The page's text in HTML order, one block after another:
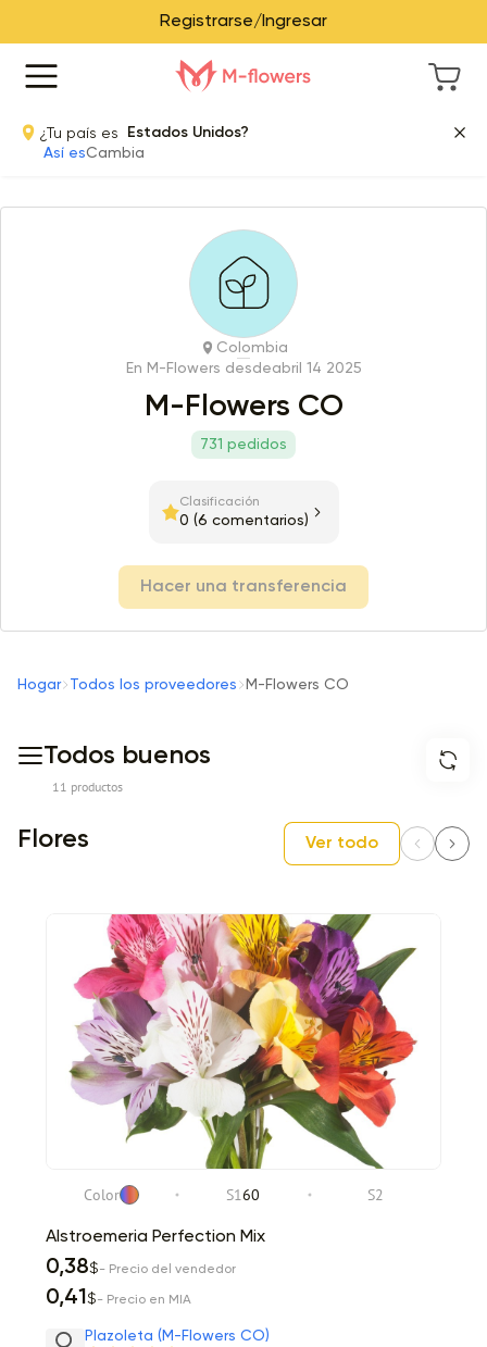
Registrarse/Ingresar
¿Tu país es
Estados Unidos?
Así esCambia
Colombia
En M-Flowers desdeabril 14 2025
M-Flowers CO
731 pedidos
Clasificación
0 (6 comentarios)
Hacer una transferencia
Hogar Todos los proveedores M-Flowers CO
Todos buenos
11 productos
Flores Ver todo
Color S160 S2
Alstroemeria Perfection Mix
0,38$- Precio del vendedor
0,41$- Precio en MIA
Plazoleta (M-Flowers CO)